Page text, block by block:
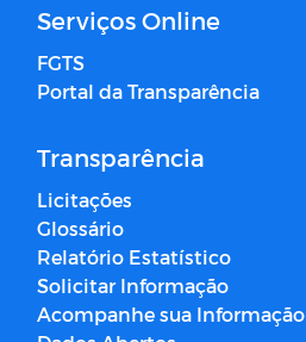
Serviços Online
FGTS
Portal da Transparência
Transparência
Licitações
Glossário
Relatório Estatístico
Solicitar Informação
Acompanhe sua Informação